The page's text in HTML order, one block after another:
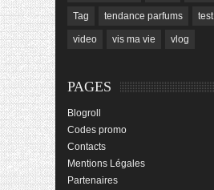
Tag tendance parfums test
video vis ma vie vlog
PAGES
Blogroll
Codes promo
Contacts
Mentions Légales
Partenaires